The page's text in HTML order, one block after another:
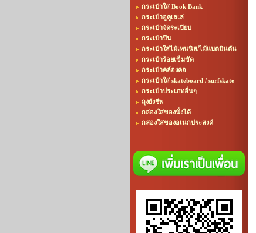
กระเป๋าใส่ Book Bank
กระเป๋าอูคูเลเล่
กระเป๋าจัดระเบียบ
กระเป๋าปืน
กระเป๋าใส่ไม้เทนนิส/ไม้แบดมินตัน
กระเป๋าร้อยเข็มขัด
กระเป๋าคล้องคอ
กระเป๋าใส่ skateboard / surfskate
กระเป๋าประเภทอื่นๆ
ถุงยังชีพ
กล่องใส่ของนั่งได้
กล่องใส่ของอเนกประสงค์